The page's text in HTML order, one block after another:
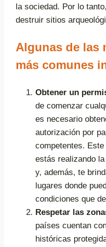
la sociedad. Por lo
destruir sitios
Algunas de las
más comunes
Obtener un
de comenzar
es necesario
autorización por
competentes.
estás realizando
y, además, te
lugares donde
condiciones que
Respetar las
países cuentan
históricas